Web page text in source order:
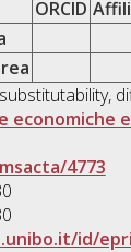
ORCID
economiche
4773
id/